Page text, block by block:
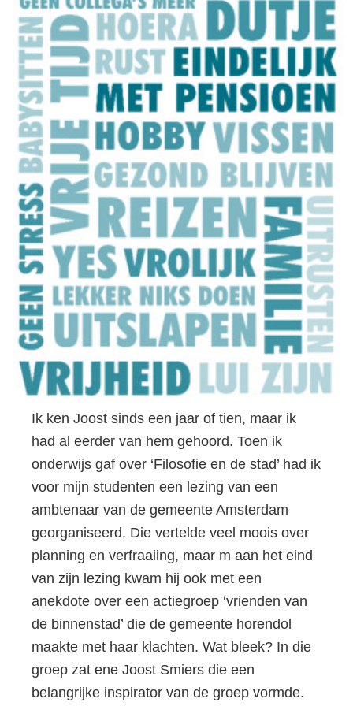
Ik ken Joost sinds een jaar of tien, maar ik
had al eerder van hem gehoord. Toen ik
onderwijs gaf over ‘Filosofie en de stad’ had ik
voor mijn studenten een lezing van een
ambtenaar van de gemeente Amsterdam
georganiseerd. Die vertelde veel moois over
planning en verfraaiing, maar m aan het eind
van zijn lezing kwam hij ook met een
anekdote over een actiegroep ‘vrienden van
de binnenstad’ die de gemeente horendol
maakte met haar klachten. Wat bleek? In die
groep zat ene Joost Smiers die een
belangrijke inspirator van de groep vormde.